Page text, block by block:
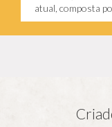
atual, composta